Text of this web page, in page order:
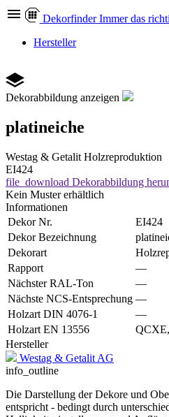
Dekorfinder Immer das
Hersteller
Dekorabbildung anzeigen
platineiche
Westag & Getalit Holzreproduktion
EI424
file_download Dekorabbildung
Kein Muster erhältlich
Informationen
Dekor Nr.
EI424
Dekor Bezeichnung
Dekorart
Rapport
—
Nächster RAL-Ton
—
Nächste NCS-Entsprechung —
Holzart DIN 4076-1
—
Holzart EN 13556
Hersteller
Westag & Getalit AG
info_outline
Die Darstellung der Dekore und
entspricht - bedingt durch